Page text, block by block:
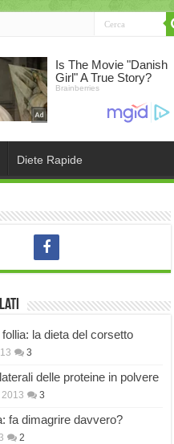
Diete Rapide
la dieta del corsetto
3
delle proteine in polvere
3
fa dimagrire davvero?
2